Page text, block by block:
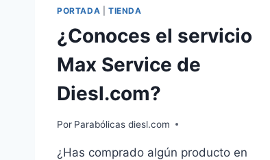
PORTADA TIENDA
¿Conoces el servicio
Max Service de
Diesl.com?
Por Parabólicas diesl.com
¿Has comprado algún producto en